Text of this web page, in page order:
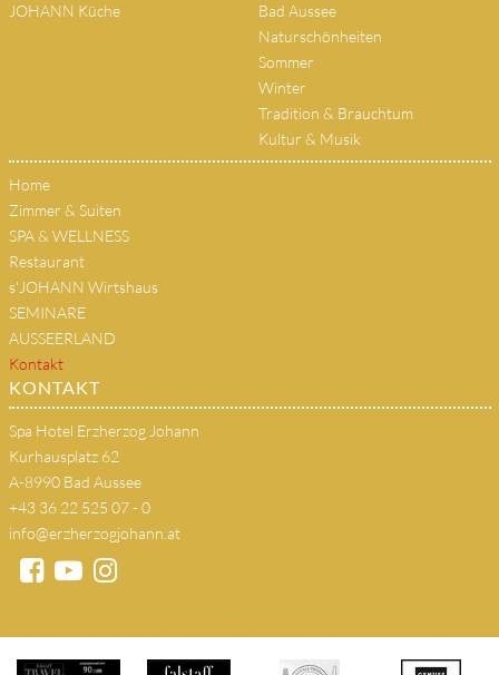
JOHANN Küche
Bad Aussee
Naturschönheiten
Sommer
Winter
Tradition & Brauchtum
Kultur & Musik
Home
Zimmer & Suiten
SPA & WELLNESS
Restaurant
s'JOHANN Wirtshaus
SEMINARE
AUSSEERLAND
Kontakt
KONTAKT
Spa Hotel Erzherzog Johann
Kurhausplatz 62
A-8990 Bad Aussee
+43 36 22 525 07 - 0
info@erzherzogjohann.at